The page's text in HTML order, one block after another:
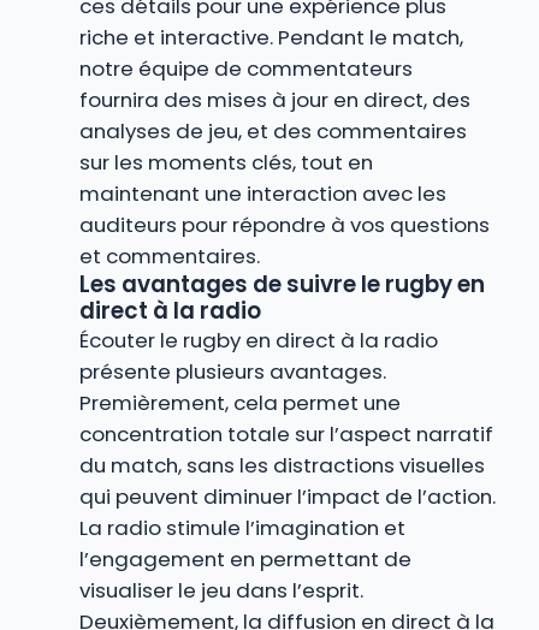
ces détails pour une expérience plus
riche et interactive. Pendant le match,
notre équipe de commentateurs
fournira des mises à jour en direct, des
analyses de jeu, et des commentaires
sur les moments clés, tout en
maintenant une interaction avec les
auditeurs pour répondre à vos questions
et commentaires.
Les avantages de suivre le rugby en
direct à la radio
Écouter le rugby en direct à la radio
présente plusieurs avantages.
Premièrement, cela permet une
concentration totale sur l’aspect narratif
du match, sans les distractions visuelles
qui peuvent diminuer l’impact de l’action.
La radio stimule l’imagination et
l’engagement en permettant de
visualiser le jeu dans l’esprit.
Deuxièmement, la diffusion en direct à la